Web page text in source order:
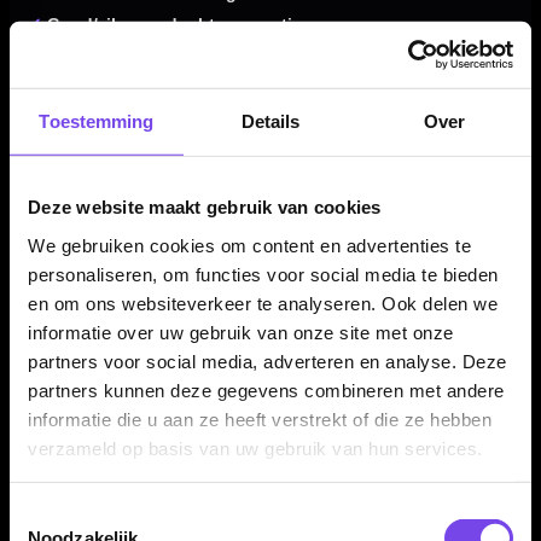
Toestemming Details Over
Deze website maakt gebruik van cookies
We gebruiken cookies om content en advertenties te
personaliseren, om functies voor social media te bieden
en om ons websiteverkeer te analyseren. Ook delen we
informatie over uw gebruik van onze site met onze
partners voor social media, adverteren en analyse. Deze
partners kunnen deze gegevens combineren met andere
informatie die u aan ze heeft verstrekt of die ze hebben
verzameld op basis van uw gebruik van hun services.
✓ Goud/zilveren dual-tone coating
Parallel barrel profile voor een consistente grip
✓ Centre weighted balans voor een stabiele worp
✓ Round grooves, micro rings en Sabre grip
✓ Gripzones aan de voor- en achterkant van de barrel
✓ Verkrijgbaar in 22, 24 en 26 gram
✓ Compleet geleverd met Red Dragon Nitrotech shafts en
Hardcore flights
Dartpijl Materiaal:90% Tungsten
Dartpijl Gewicht: 22-24-26 Gram
Gewichtsverdeling: